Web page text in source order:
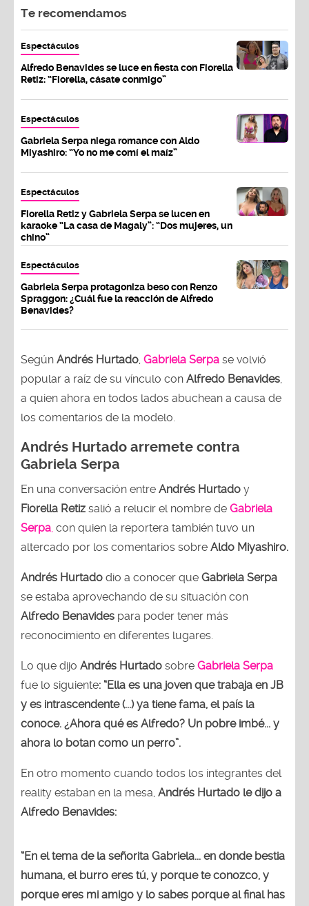
Te recomendamos
Espectáculos
Alfredo Benavides se luce en fiesta con Fiorella
Retiz: “Fiorella, cásate conmigo”
Espectáculos
Gabriela Serpa niega romance con Aldo
Miyashiro: “Yo no me comí el maíz”
Espectáculos
Fiorella Retiz y Gabriela Serpa se lucen en
karaoke “La casa de Magaly”: “Dos mujeres, un
chino”
Espectáculos
Gabriela Serpa protagoniza beso con Renzo
Spraggon: ¿Cuál fue la reacción de Alfredo
Benavides?
Según Andrés Hurtado Gabriela Serpa se volvió
popular a raíz de su vínculo con Alfredo Benavides
a quien ahora en todos lados abuchean a causa de
los comentarios de la modelo.
Andrés Hurtado arremete contra
Gabriela Serpa
En una conversación entre Andrés Hurtado y
Fiorella Retiz salió a relucir el nombre de Gabriela
Serpa con quien la reportera también tuvo un
altercado por los comentarios sobre Aldo Miyashiro.
Andrés Hurtado dio a conocer que Gabriela Serpa
se estaba aprovechando de su situación con
Alfredo Benavides para poder tener más
reconocimiento en diferentes lugares.
Lo que dijo Andrés Hurtado sobre Gabriela Serpa
fue lo siguiente: “Ella es una joven que trabaja en JB
y es intrascendente (...) ya tiene fama, el país la
conoce. ¿Ahora qué es Alfredo? Un pobre imbé... y
ahora lo botan como un perro”.
En otro momento cuando todos los integrantes del
reality estaban en la mesa, Andrés Hurtado le dijo a
Alfredo Benavides:
“En el tema de la señorita Gabriela... en donde bestia
humana, el burro eres tú, y porque te conozco, y
porque eres mi amigo y lo sabes porque al final has